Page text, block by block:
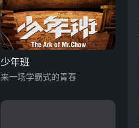
少年班
来一场学霸式的青春